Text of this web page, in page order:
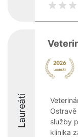
Laureáti
služby
klinika